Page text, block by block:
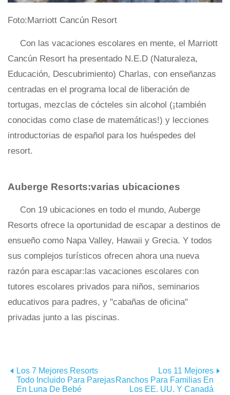
Foto:Marriott Cancún Resort
Con las vacaciones escolares en mente, el Marriott
Cancún Resort ha presentado N.E.D (Naturaleza,
Educación, Descubrimiento) Charlas, con enseñanzas
centradas en el programa local de liberación de
tortugas, mezclas de cócteles sin alcohol (¡también
conocidas como clase de matemáticas!) y lecciones
introductorias de español para los huéspedes del
resort.
Auberge Resorts:varias ubicaciones
Con 19 ubicaciones en todo el mundo, Auberge
Resorts ofrece la oportunidad de escapar a destinos de
ensueño como Napa Valley, Hawaii y Grecia. Y todos
sus complejos turísticos ofrecen ahora una nueva
razón para escapar:las vacaciones escolares con
tutores escolares privados para niños, seminarios
educativos para padres, y "cabañas de oficina"
privadas junto a las piscinas.
Los 7 Mejores Resorts
Todo Incluido Para Parejas
En Luna De Bebé
Los 11 Mejores
Ranchos Para Familias En
Los EE. UU. Y Canadá